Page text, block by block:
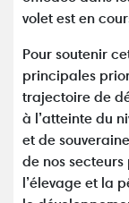
volet est en
Pour soutenir
principales
trajectoire de
à l’atteinte du
et de
de nos
l’élevage et la